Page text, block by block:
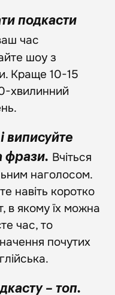
подкасти
час
шоу з
Краще 10-15
хвилинний
виписуйте
фрази. Вчіться
наголосом.
навіть коротко
в якому їх можна
час, то
почутих
– топ.